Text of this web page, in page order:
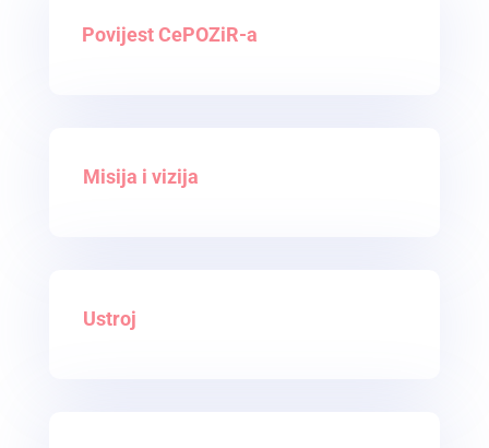
Povijest CePOZiR-a
Misija i vizija
Ustroj